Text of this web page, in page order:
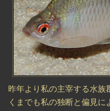
昨年より私の主宰する水
くまでも私の独断と偏見